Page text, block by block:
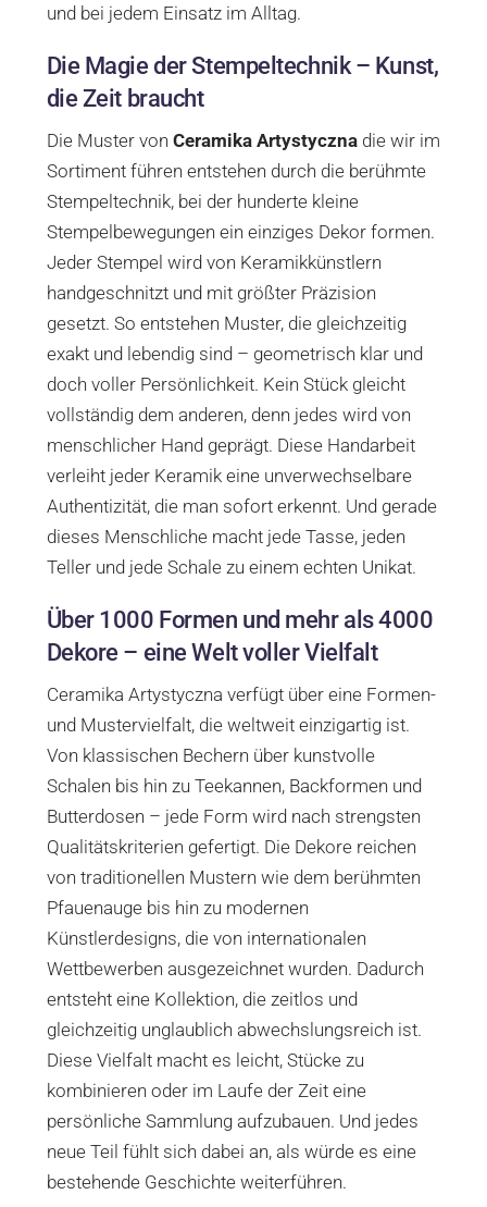
und bei jedem Einsatz im Alltag.
Die Magie der Stempeltechnik – Kunst,
die Zeit braucht
Die Muster von Ceramika Artystyczna die wir im
Sortiment führen entstehen durch die berühmte
Stempeltechnik, bei der hunderte kleine
Stempelbewegungen ein einziges Dekor formen.
Jeder Stempel wird von Keramikkünstlern
handgeschnitzt und mit größter Präzision
gesetzt. So entstehen Muster, die gleichzeitig
exakt und lebendig sind – geometrisch klar und
doch voller Persönlichkeit. Kein Stück gleicht
vollständig dem anderen, denn jedes wird von
menschlicher Hand geprägt. Diese Handarbeit
verleiht jeder Keramik eine unverwechselbare
Authentizität, die man sofort erkennt. Und gerade
dieses Menschliche macht jede Tasse, jeden
Teller und jede Schale zu einem echten Unikat.
Über 1000 Formen und mehr als 4000
Dekore – eine Welt voller Vielfalt
Ceramika Artystyczna verfügt über eine Formen-
und Mustervielfalt, die weltweit einzigartig ist.
Von klassischen Bechern über kunstvolle
Schalen bis hin zu Teekannen, Backformen und
Butterdosen – jede Form wird nach strengsten
Qualitätskriterien gefertigt. Die Dekore reichen
von traditionellen Mustern wie dem berühmten
Pfauenauge bis hin zu modernen
Künstlerdesigns, die von internationalen
Wettbewerben ausgezeichnet wurden. Dadurch
entsteht eine Kollektion, die zeitlos und
gleichzeitig unglaublich abwechslungsreich ist.
Diese Vielfalt macht es leicht, Stücke zu
kombinieren oder im Laufe der Zeit eine
persönliche Sammlung aufzubauen. Und jedes
neue Teil fühlt sich dabei an, als würde es eine
bestehende Geschichte weiterführen.